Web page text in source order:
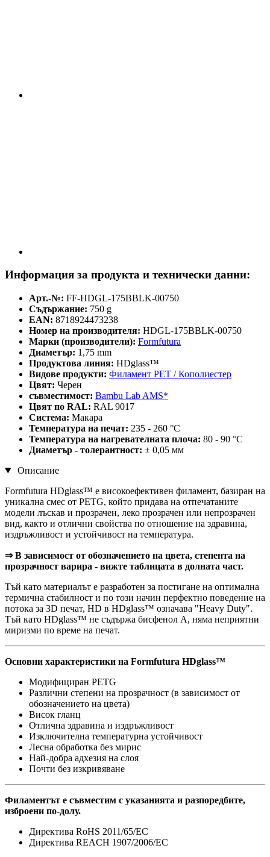
Информация за продукта и технически данни:
Арт.-№: FF-HDGL-175BBLK-00750
Съдържание: 750 g
EAN: 8718924473238
Номер на производителя: HDGL-175BBLK-00750
Марки (производители): Formfutura
Диаметър: 1,75 mm
Продуктова линия: HDglass™
Видове продукти: Филамент PET / Кополиестер
Цвят: Черен
съвместимост: Bambu Lab AMS*
Цвят по RAL: RAL 9017
Система: Макара
Температура на печат: 235 - 260 °C
Температура на нагревателната плоча: 80 - 90 °C
Диаметър - толерантност: ± 0,05 мм
Описание
Formfutura HDglass™ е високоефективен филамент, базиран на
уникална смес от PETG, който придава на отпечатаните
модели лъскав и прозрачен, леко прозрачен или непрозрачен
вид, както и отлични свойства по отношение на здравина,
издръжливост и устойчивост на температура.
⇒ В зависимост от обозначението на цвета, степента на
прозрачност варира - вижте таблицата в долната част.
Тъй като материалът е разработен за постигане на оптимална
термична стабилност и по този начин перфектно поведение на
потока за 3D печат, HD в HDglass™ означава "Heavy Duty".
Тъй като HDglass™ не съдържа бисфенол А, няма неприятни
миризми по време на печат.
Основни характеристики на Formfutura HDglass™
Модифициран PETG
Различни степени на прозрачност (в зависимост от
обозначението на цвета)
Висок гланц
Отлична здравина и издръжливост
Изключителна температурна устойчивост
Лесна обработка без мирис
Най-добра адхезия на слоя
Почти без изкривяване
Филаментът е съвместим с указанията и разпоредбите,
изброени по-долу.
Директива RoHS 2011/65/EC
Директива REACH 1907/2006/EC